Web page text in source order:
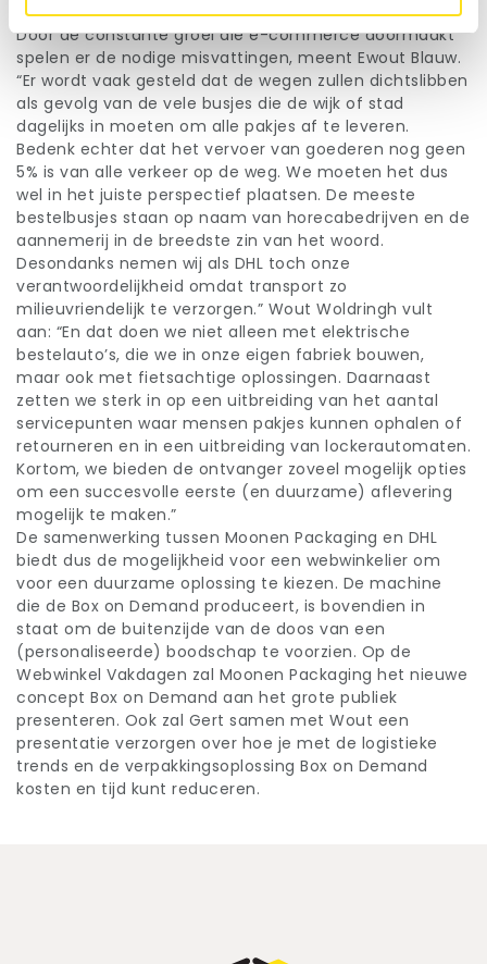
Keuzes
Door de constante groei die e-commerce doormaakt
spelen er de nodige misvattingen, meent Ewout Blauw.
“Er wordt vaak gesteld dat de wegen zullen dichtslibben
als gevolg van de vele busjes die de wijk of stad
dagelijks in moeten om alle pakjes af te leveren.
Bedenk echter dat het vervoer van goederen nog geen
5% is van alle verkeer op de weg. We moeten het dus
wel in het juiste perspectief plaatsen. De meeste
bestelbusjes staan op naam van horecabedrijven en de
aannemerij in de breedste zin van het woord.
Desondanks nemen wij als DHL toch onze
verantwoordelijkheid omdat transport zo
milieuvriendelijk te verzorgen.” Wout Woldringh vult
aan: “En dat doen we niet alleen met elektrische
bestelauto’s, die we in onze eigen fabriek bouwen,
maar ook met fietsachtige oplossingen. Daarnaast
zetten we sterk in op een uitbreiding van het aantal
servicepunten waar mensen pakjes kunnen ophalen of
retourneren en in een uitbreiding van lockerautomaten.
Kortom, we bieden de ontvanger zoveel mogelijk opties
om een succesvolle eerste (en duurzame) aflevering
mogelijk te maken.”
De samenwerking tussen Moonen Packaging en DHL
biedt dus de mogelijkheid voor een webwinkelier om
voor een duurzame oplossing te kiezen. De machine
die de Box on Demand produceert, is bovendien in
staat om de buitenzijde van de doos van een
(personaliseerde) boodschap te voorzien. Op de
Webwinkel Vakdagen zal Moonen Packaging het nieuwe
concept Box on Demand aan het grote publiek
presenteren. Ook zal Gert samen met Wout een
presentatie verzorgen over hoe je met de logistieke
trends en de verpakkingsoplossing Box on Demand
kosten en tijd kunt reduceren.